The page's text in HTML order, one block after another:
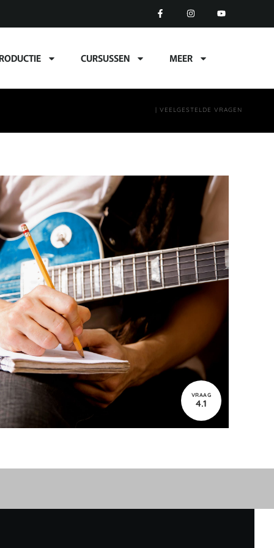
CURSUSSEN MEER
| VEELGESTELDE VRAGEN
VRAAG
4.1